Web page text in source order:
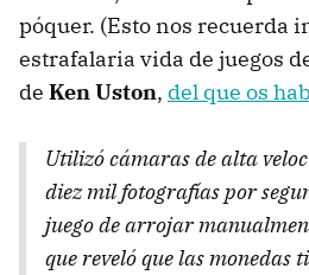
póquer. (Esto nos recuerda
estrafalaria vida de juegos
de Ken Uston, del que os
Utilizó cámaras de alta
diez mil fotografías por
juego de arrojar
que reveló que las monedas